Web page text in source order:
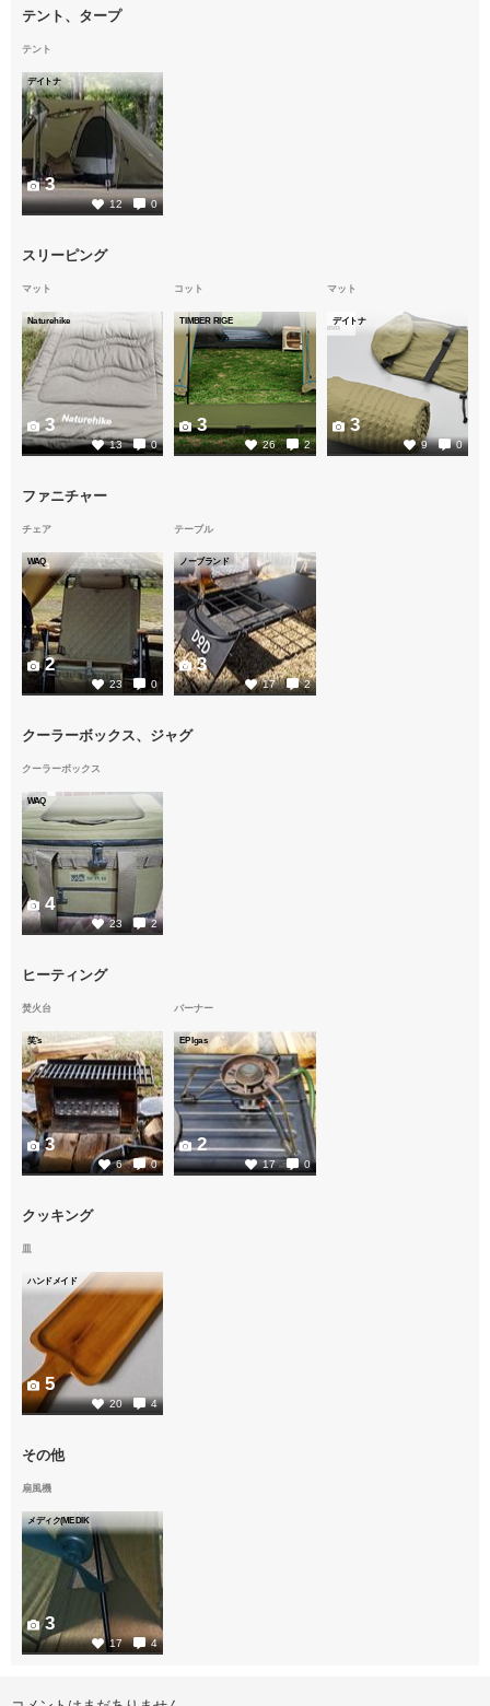
テント、タープ
テント
デイトナ
12 0
3
スリーピング
マット
Naturehike
13 0
3
コット
TIMBER RIGE
26 2
3
マット
デイトナ
9 0
3
ファニチャー
チェア
WAQ
23 0
2
テーブル
ノーブランド
17 2
3
クーラーボックス、ジャグ
クーラーボックス
WAQ
23 2
4
ヒーティング
焚火台
笑's
6 0
3
バーナー
EPIgas
17 0
2
クッキング
皿
ハンドメイド
20 4
5
その他
扇風機
メディク(MEDIK
17 4
3